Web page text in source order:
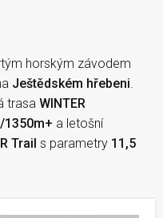
horským závodem
Ještědském hřebeni
trasa WINTER
1350m+ a letošní
Trail s parametry 11,5